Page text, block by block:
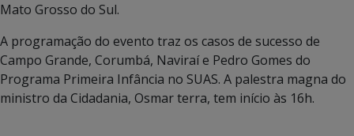
Mato Grosso do Sul.
A programação do evento traz os casos de sucesso de
Campo Grande, Corumbá, Naviraí e Pedro Gomes do
Programa Primeira Infância no SUAS. A palestra magna do
ministro da Cidadania, Osmar terra, tem início às 16h.